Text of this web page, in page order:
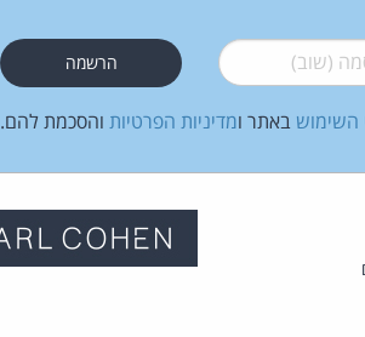
(שוב)*
השימוש באתר ומדיניות הפרטיות והסכמת להם.